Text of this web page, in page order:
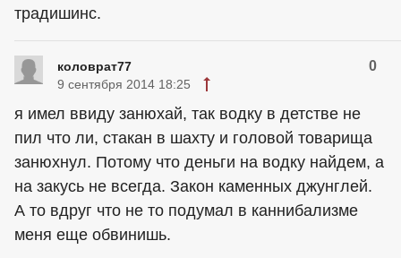
традишинс.
коловрат77 0
9 сентября 2014 18:25
я имел ввиду занюхай, так водку в детстве не
пил что ли, стакан в шахту и головой товарища
занюхнул. Потому что деньги на водку найдем, а
на закусь не всегда. Закон каменных джунглей.
А то вдруг что не то подумал в каннибализме
меня еще обвинишь.